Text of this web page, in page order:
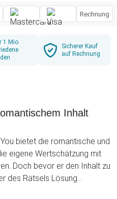
Rechnung
1 Mio.
Sicherer Kauf
auf Rechnung
Inhalt
bietet die romantische und
eigene Wertschätzung mit
Doch bevor er den Inhalt zu
des Rätsels Lösung
Schatztruhe verbirgt? Das